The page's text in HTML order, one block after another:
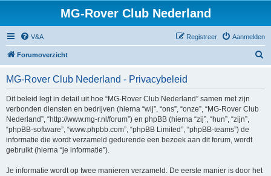
MG-Rover Club Nederland
V&A Aanmelden
Registreer
Forumoverzicht
MG-Rover Club Nederland - Privacybeleid
Dit beleid legt in detail uit hoe “MG-Rover Club Nederland” samen met zijn
verbonden diensten en bedrijven (hierna “wij”, “ons”, “onze”, “MG-Rover Club
Nederland”, “http://www.mg-r.nl/forum”) en phpBB (hierna “zij”, “hun”, “zijn”,
“phpBB-software”, “www.phpbb.com”, “phpBB Limited”, “phpBB-teams”) de
informatie die wordt verzameld gedurende een bezoek aan dit forum, wordt
gebruikt (hierna “je informatie”).
Je informatie wordt op twee manieren verzameld. De eerste manier is door het